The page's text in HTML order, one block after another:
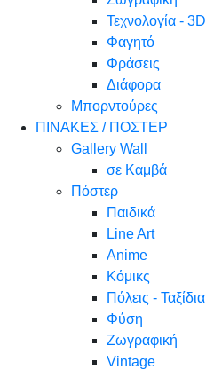
Τεχνολογία - 3D
Φαγητό
Φράσεις
Διάφορα
Μπορντούρες
ΠΙΝΑΚΕΣ / ΠΟΣΤΕΡ
Gallery Wall
σε Καμβά
Πόστερ
Παιδικά
Line Art
Anime
Κόμικς
Πόλεις - Ταξίδια
Φύση
Ζωγραφική
Vintage